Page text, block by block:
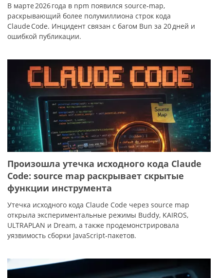
В марте 2026 года в npm появился source‑map,
раскрывающий более полумиллиона строк кода
Claude Code. Инцидент связан с багом Bun за 20 дней и
ошибкой публикации.
Произошла утечка исходного кода Claude
Code: source map раскрывает скрытые
функции инструмента
Утечка исходного кода Claude Code через source map
открыла экспериментальные режимы Buddy, KAIROS,
ULTRAPLAN и Dream, а также продемонстрировала
уязвимость сборки JavaScript‑пакетов.